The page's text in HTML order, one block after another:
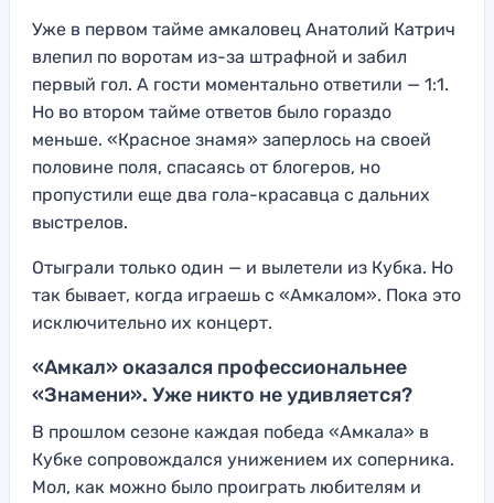
Уже в первом тайме амкаловец Анатолий Катрич
влепил по воротам из-за штрафной и забил
первый гол. А гости моментально ответили — 1:1.
Но во втором тайме ответов было гораздо
меньше. «Красное знамя» заперлось на своей
половине поля, спасаясь от блогеров, но
пропустили еще два гола-красавца с дальних
выстрелов.
Отыграли только один — и вылетели из Кубка. Но
так бывает, когда играешь с «Амкалом». Пока это
исключительно их концерт.
«Амкал» оказался профессиональнее
«Знамени». Уже никто не удивляется?
В прошлом сезоне каждая победа «Амкала» в
Кубке сопровождался унижением их соперника.
Мол, как можно было проиграть любителям и